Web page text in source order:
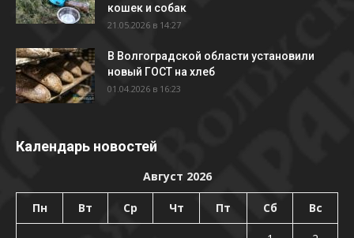
кошек и собак
21.05.2026 в 14:27
В Волгоградской области установили
новый ГОСТ на хлеб
01.04.2026 в 16:23
Календарь новостей
Август 2026
Пн Вт Ср Чт Пт Сб Вс